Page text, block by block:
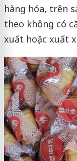
hàng hóa, trên
theo không có
xuất hoặc xuất